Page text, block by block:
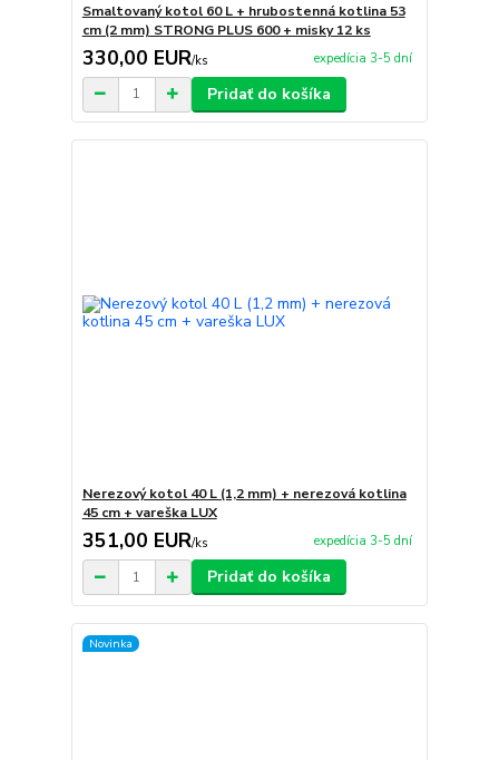
Smaltovaný kotol 60 L + hrubostenná kotlina 53
cm (2 mm) STRONG PLUS 600 + misky 12 ks
330,00 EUR/ks expedícia 3-5 dní
Pridať do košíka
Nerezový kotol 40 L (1,2 mm) + nerezová kotlina
45 cm + vareška LUX
351,00 EUR/ks expedícia 3-5 dní
Pridať do košíka
Novinka